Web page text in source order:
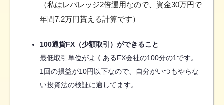
（私はレバレッジ2倍運用なので、資金30万円で
年間7.2万円貰える計算です）
100通貨FX（少額取引）ができること
最低取引単位がよくあるFX会社の100分の1です。
1回の損益が10円以下なので、自分がいつもやらな
い投資法の検証に適してます。